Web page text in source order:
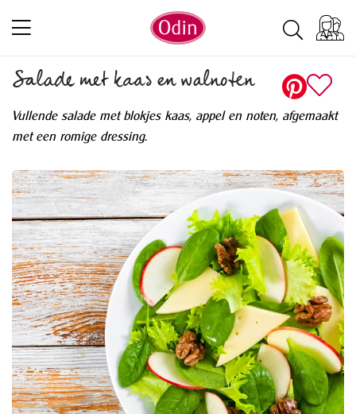
Salade met kaas en walnoten
Vullende salade met blokjes kaas, appel en noten, afgemaakt
met een romige dressing.